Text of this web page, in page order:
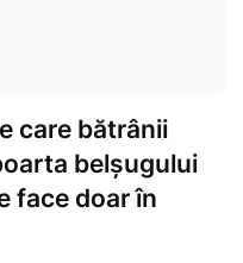
care bătrânii
belșugului
face doar în